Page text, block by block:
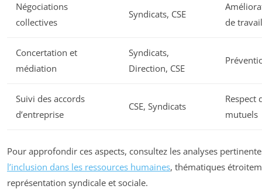
Négociations
collectives
Syndicats, CSE
de travail
Concertation et
médiation
Syndicats,
Direction, CSE
Suivi des accords
d’entreprise
CSE, Syndicats
Respect
mutuels
Pour approfondir ces aspects, consultez les analyses
l’inclusion dans les ressources humaines, thématiques
représentation syndicale et sociale.